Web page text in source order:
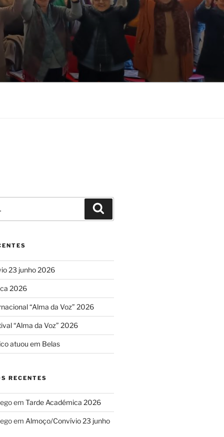
23 junho 2026
2026
“Alma da Voz” 2026
“Alma da Voz” 2026
atuou em Belas
RECENTES
em Tarde Académica 2026
em Almoço/Convívio 23 junho